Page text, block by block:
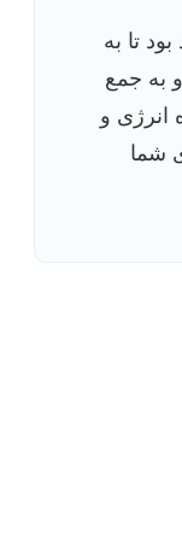
تا به
به جمع
انرژی و
شما